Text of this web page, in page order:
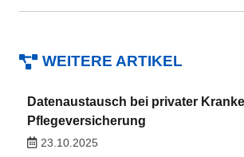
WEITERE ARTIKEL
Datenaustausch bei privater
Pflegeversicherung
23.10.2025